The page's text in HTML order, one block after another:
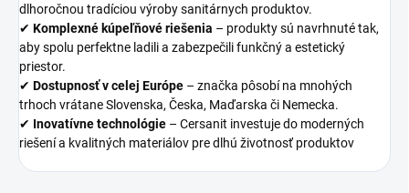
dlhoročnou tradíciou výroby sanitárnych produktov.
✔ Komplexné kúpeľňové riešenia – produkty sú navrhnuté tak,
aby spolu perfektne ladili a zabezpečili funkčný a estetický
priestor.
✔ Dostupnosť v celej Európe – značka pôsobí na mnohých
trhoch vrátane Slovenska, Česka, Maďarska či Nemecka.
✔ Inovatívne technológie – Cersanit investuje do moderných
riešení a kvalitných materiálov pre dlhú životnosť produktov